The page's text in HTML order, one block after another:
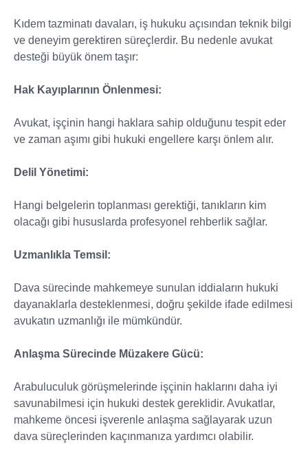
Kıdem tazminatı davaları, iş hukuku açısından teknik bilgi
ve deneyim gerektiren süreçlerdir. Bu nedenle avukat
desteği büyük önem taşır:
Hak Kayıplarının Önlenmesi:
Avukat, işçinin hangi haklara sahip olduğunu tespit eder
ve zaman aşımı gibi hukuki engellere karşı önlem alır.
Delil Yönetimi:
Hangi belgelerin toplanması gerektiği, tanıkların kim
olacağı gibi hususlarda profesyonel rehberlik sağlar.
Uzmanlıkla Temsil:
Dava sürecinde mahkemeye sunulan iddiaların hukuki
dayanaklarla desteklenmesi, doğru şekilde ifade edilmesi
avukatın uzmanlığı ile mümkündür.
Anlaşma Sürecinde Müzakere Gücü:
Arabuluculuk görüşmelerinde işçinin haklarını daha iyi
savunabilmesi için hukuki destek gereklidir. Avukatlar,
mahkeme öncesi işverenle anlaşma sağlayarak uzun
dava süreçlerinden kaçınmanıza yardımcı olabilir.